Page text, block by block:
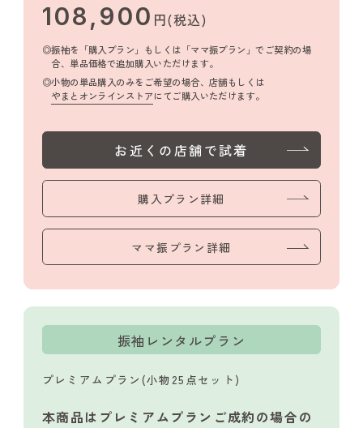
振袖レンタルプラン
プレミアムプラン(小物25点セット)
本商品はプレミアムプランご成約の場合の
108,900 円(税込)
振袖を「購入プラン」もしくは「ママ振プラン」でご契約の場
合、単品価格で追加購入いただけます。
小物の単品購入のみをご希望の場合、店舗もしくは
やまとオンラインストアにてご購入いただけます。
お近くの店舗で試着
購入プラン詳細
ママ振プラン詳細